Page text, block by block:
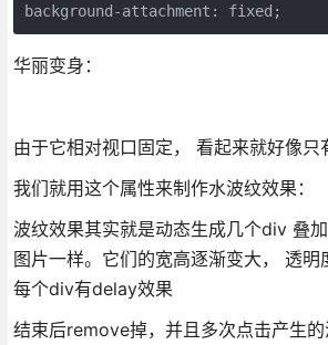
background-attachment: fixed;
华丽变身：
由于它相对视口固定， 看起来就好像只
我们就用这个属性来制作水波纹效果：
波纹效果其实就是动态生成几个div 叠
图片一样。它们的宽高逐渐变大， 透明
每个div有delay效果
结束后remove掉，并且多次点击产生